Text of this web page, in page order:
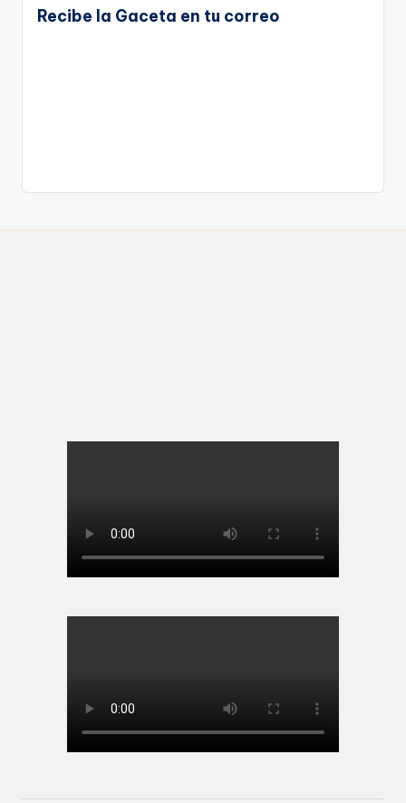
Recibe la Gaceta en tu correo